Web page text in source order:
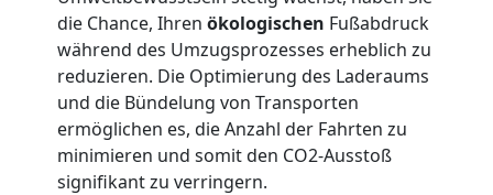
die Chance, Ihren ökologischen Fußabdruck
während des Umzugsprozesses erheblich zu
reduzieren. Die Optimierung des Laderaums
und die Bündelung von Transporten
ermöglichen es, die Anzahl der Fahrten zu
minimieren und somit den CO2-Ausstoß
signifikant zu verringern.
Feldkirch
Übersiedlung
Feldkirch